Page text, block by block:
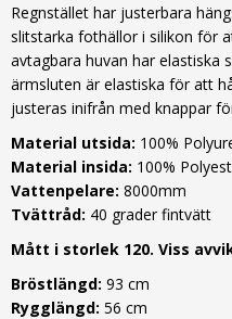
Regnstället har justerbara
slitstarka fothällor i silikon för
avtagbara huvan har elastiska
ärmsluten är elastiska för att
justeras inifrån med knappar
Material utsida: 100%
Material insida: 100%
Vattenpelare: 8000mm
Tvättråd: 40 grader fintvätt
Mått i storlek 120. Viss
Bröstlängd: 93 cm
Rygglängd: 56 cm